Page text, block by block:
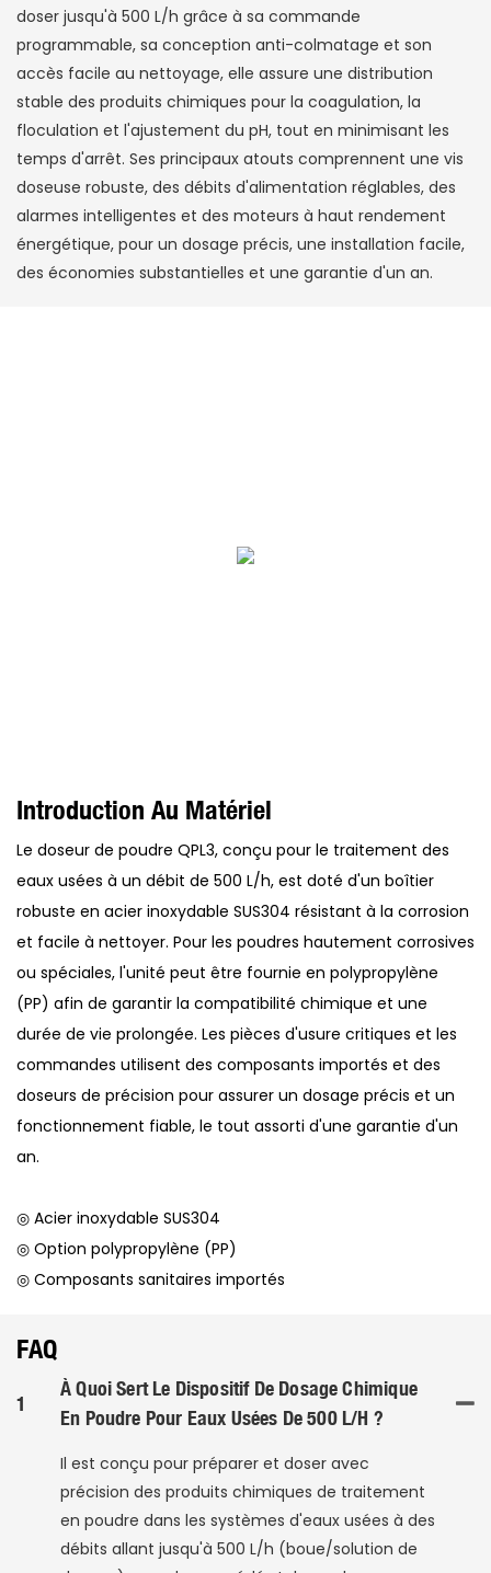
doser jusqu'à 500 L/h grâce à sa commande
programmable, sa conception anti-colmatage et son
accès facile au nettoyage, elle assure une distribution
stable des produits chimiques pour la coagulation, la
floculation et l'ajustement du pH, tout en minimisant les
temps d'arrêt. Ses principaux atouts comprennent une vis
doseuse robuste, des débits d'alimentation réglables, des
alarmes intelligentes et des moteurs à haut rendement
énergétique, pour un dosage précis, une installation facile,
des économies substantielles et une garantie d'un an.
Introduction Au Matériel
Le doseur de poudre QPL3, conçu pour le traitement des
eaux usées à un débit de 500 L/h, est doté d'un boîtier
robuste en acier inoxydable SUS304 résistant à la corrosion
et facile à nettoyer. Pour les poudres hautement corrosives
ou spéciales, l'unité peut être fournie en polypropylène
(PP) afin de garantir la compatibilité chimique et une
durée de vie prolongée. Les pièces d'usure critiques et les
commandes utilisent des composants importés et des
doseurs de précision pour assurer un dosage précis et un
fonctionnement fiable, le tout assorti d'une garantie d'un
an.
◎ Acier inoxydable SUS304
◎ Option polypropylène (PP)
◎ Composants sanitaires importés
FAQ
1
À Quoi Sert Le Dispositif De Dosage Chimique
En Poudre Pour Eaux Usées De 500 L/h ?
Il est conçu pour préparer et doser avec
précision des produits chimiques de traitement
en poudre dans les systèmes d'eaux usées à des
débits allant jusqu'à 500 L/h (boue/solution de